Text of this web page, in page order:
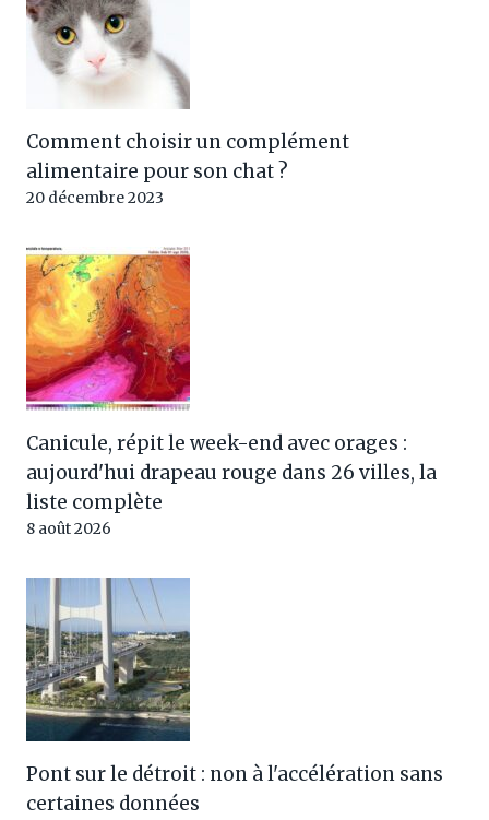
Comment choisir un complément
alimentaire pour son chat ?
20 décembre 2023
Canicule, répit le week-end avec orages :
aujourd'hui drapeau rouge dans 26 villes, la
liste complète
8 août 2026
Pont sur le détroit : non à l'accélération sans
certaines données